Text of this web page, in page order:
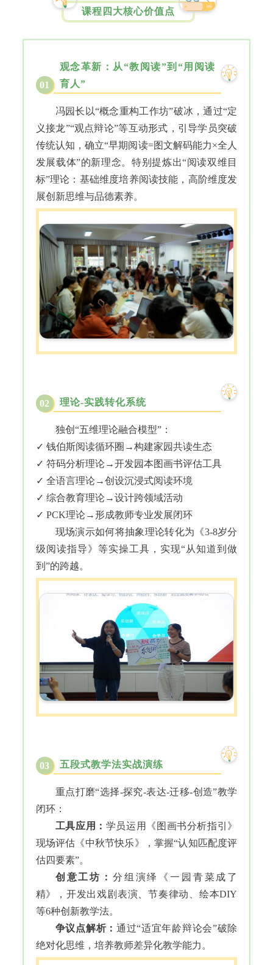
课程四大核心价值点
01
观念革新：从“教阅读”到“用阅读
育人”
冯园长以“概念重构工作坊”破冰，通过“定
义接龙”“观点辩论”等互动形式，引导学员突破
传统认知，确立“早期阅读=图文解码能力×全人
发展载体”的新理念。特别提炼出“阅读双维目
标”理论：基础维度培养阅读技能，高阶维度发
展创新思维与品德素养。
02 理论-实践转化系统
独创“五维理论融合模型”：
✓ 钱伯斯阅读循环圈→构建家园共读生态
✓ 符码分析理论→开发园本图画书评估工具
✓ 全语言理论→创设沉浸式阅读环境
✓ 综合教育理论→设计跨领域活动
✓ PCK理论→形成教师专业发展闭环
现场演示如何将抽象理论转化为《3-8岁分
级阅读指导》等实操工具，实现“从知道到做
到”的跨越。
03 五段式教学法实战演练
重点打磨“选择-探究-表达-迁移-创造”教学
闭环：
工具应用： 学员运用《图画书分析指引》
现场评估《中秋节快乐》，掌握“认知匹配度评
估四要素”。
创意工坊： 分组演绎《一园青菜成了
精》，开发出戏剧表演、节奏律动、绘本DIY
等6种创新教学法。
争议点解析： 通过“适宜年龄辩论会”破除
绝对化思维，培养教师差异化教学能力。